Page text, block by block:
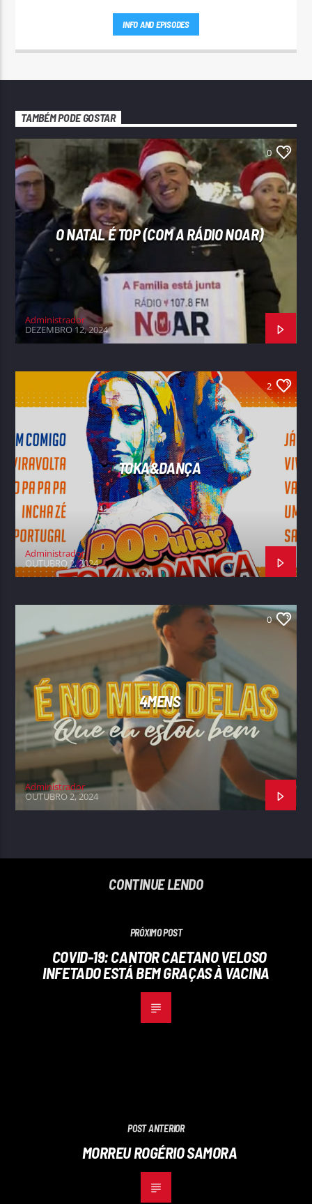
INFO AND EPISODES
TAMBÉM PODE GOSTAR
0
O NATAL É TOP (COM A RÁDIO NOAR)
Administrador
DEZEMBRO 12, 2024
2
TOKA&DANÇA
Administrador
OUTUBRO 2, 2024
0
4MENS
Administrador
OUTUBRO 2, 2024
CONTINUE LENDO
PRÓXIMO POST
COVID-19: CANTOR CAETANO VELOSO
INFETADO ESTÁ BEM GRAÇAS À VACINA
POST ANTERIOR
MORREU ROGÉRIO SAMORA